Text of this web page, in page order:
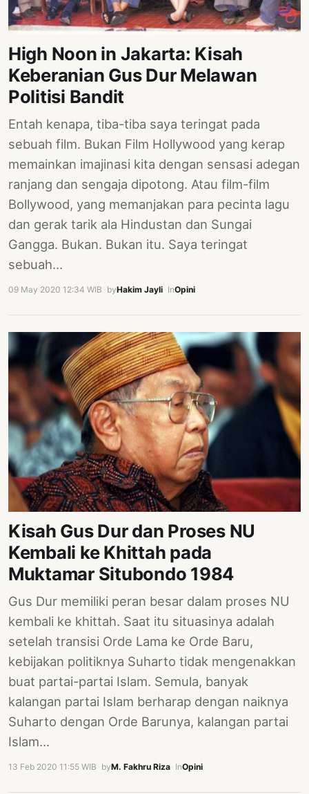
High Noon in Jakarta: Kisah
Keberanian Gus Dur Melawan
Politisi Bandit
Entah kenapa, tiba-tiba saya teringat pada
sebuah film. Bukan Film Hollywood yang kerap
memainkan imajinasi kita dengan sensasi adegan
ranjang dan sengaja dipotong. Atau film-film
Bollywood, yang memanjakan para pecinta lagu
dan gerak tarik ala Hindustan dan Sungai
Gangga. Bukan. Bukan itu. Saya teringat
sebuah…
09 May 2020 12:34 WIB byHakim Jayli InOpini
Kisah Gus Dur dan Proses NU
Kembali ke Khittah pada
Muktamar Situbondo 1984
Gus Dur memiliki peran besar dalam proses NU
kembali ke khittah. Saat itu situasinya adalah
setelah transisi Orde Lama ke Orde Baru,
kebijakan politiknya Suharto tidak mengenakkan
buat partai-partai Islam. Semula, banyak
kalangan partai Islam berharap dengan naiknya
Suharto dengan Orde Barunya, kalangan partai
Islam…
13 Feb 2020 11:55 WIB byM. Fakhru Riza InOpini